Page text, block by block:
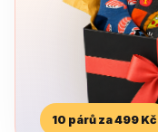
10 párů za 499 Kč